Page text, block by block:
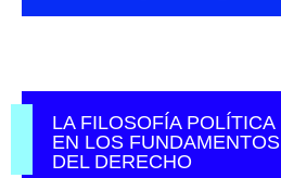
LA FILOSOFÍA POLÍTICA
EN LOS FUNDAMENTOS
DEL DERECHO